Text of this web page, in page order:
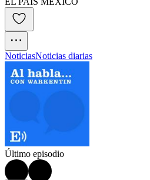
NoticiasNoticias diarias
Último episodio